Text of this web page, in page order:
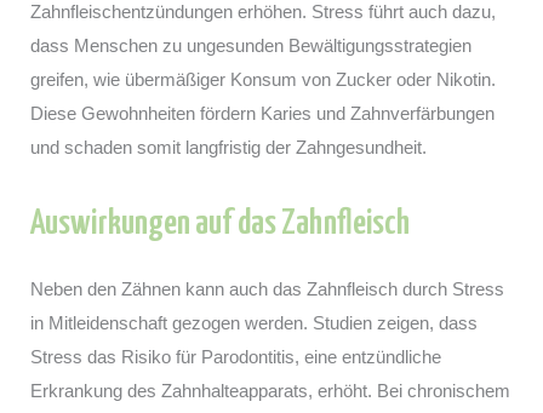
Zahnfleischentzündungen erhöhen. Stress führt auch dazu,
dass Menschen zu ungesunden Bewältigungsstrategien
greifen, wie übermäßiger Konsum von Zucker oder Nikotin.
Diese Gewohnheiten fördern Karies und Zahnverfärbungen
und schaden somit langfristig der Zahngesundheit.
Auswirkungen auf das Zahnfleisch
Neben den Zähnen kann auch das Zahnfleisch durch Stress
in Mitleidenschaft gezogen werden. Studien zeigen, dass
Stress das Risiko für Parodontitis, eine entzündliche
Erkrankung des Zahnhalteapparats, erhöht. Bei chronischem